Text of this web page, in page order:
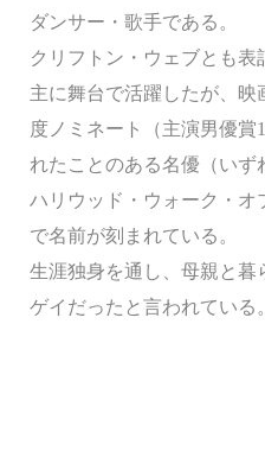
ダンサー・歌手である。
クリフトン・ウェブとも表
主に舞台で活躍したが、映
度ノミネート（主演男優賞
れたことのある名優（いず
ハリウッド・ウォーク・オ
で名前が刻まれている。
生涯独身を通し、母親と暮
ゲイだったと言われている。